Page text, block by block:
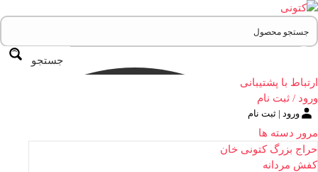
جستجو
ارتباط با پشتیبانی
ورود / ثبت نام
ورود | ثبت نام
مرور دسته ها
حراج بزرگ کتونی خان
کفش مردانه